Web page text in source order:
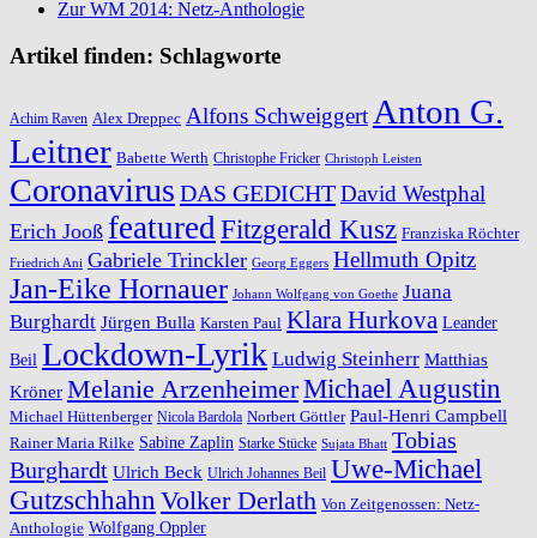
Zur WM 2014: Netz-Anthologie
Artikel finden: Schlagworte
Achim Raven Alex Dreppec Alfons Schweiggert Anton G.
Leitner Babette Werth Christophe Fricker Christoph Leisten
Coronavirus DAS GEDICHTDavid Westphal
Erich Jooß featured Fitzgerald Kusz Franziska Röchter
Friedrich Ani Gabriele Trinckler Georg Eggers Hellmuth Opitz
Jan-Eike Hornauer Johann Wolfgang von Goethe Juana
Burghardt Jürgen Bulla Karsten Paul Klara Hurkova Leander
Beil Lockdown-Lyrik Ludwig Steinherr Matthias
Kröner Melanie ArzenheimerMichael Augustin
Michael Hüttenberger Nicola Bardola Norbert Göttler Paul-Henri Campbell
Rainer Maria Rilke Sabine Zaplin Starke Stücke Sujata Bhatt Tobias
Burghardt Ulrich Beck Ulrich Johannes Beil Uwe-Michael
Gutzschhahn Volker Derlath Von Zeitgenossen: Netz-
Anthologie Wolfgang Oppler